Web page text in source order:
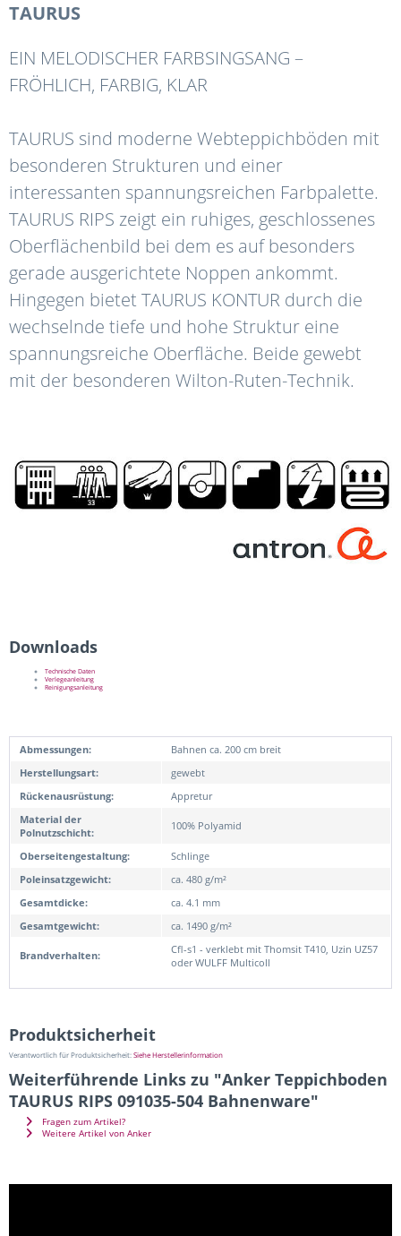
TAURUS
EIN MELODISCHER FARBSINGSANG –
FRÖHLICH, FARBIG, KLAR
TAURUS sind moderne Webteppichböden mit
besonderen Strukturen und einer
interessanten spannungsreichen Farbpalette.
TAURUS RIPS zeigt ein ruhiges, geschlossenes
Oberflächenbild bei dem es auf besonders
gerade ausgerichtete Noppen ankommt.
Hingegen bietet TAURUS KONTUR durch die
wechselnde tiefe und hohe Struktur eine
spannungsreiche Oberfläche. Beide gewebt
mit der besonderen Wilton-Ruten-Technik.
Downloads
Technische Daten
Verlegeanleitung
Reinigungsanleitung
Abmessungen:
Bahnen ca. 200 cm breit
Herstellungsart:
gewebt
Rückenausrüstung:
Appretur
Material der
Polnutzschicht:
100% Polyamid
Oberseitengestaltung:
Schlinge
Poleinsatzgewicht:
ca. 480 g/m²
Gesamtdicke:
ca. 4.1 mm
Gesamtgewicht:
ca. 1490 g/m²
Brandverhalten:
Cfl-s1 - verklebt mit Thomsit T410, Uzin UZ57
oder WULFF Multicoll
Produktsicherheit
Verantwortlich für Produktsicherheit:Siehe Herstellerinformation
Weiterführende Links zu "Anker Teppichboden
TAURUS RIPS 091035-504 Bahnenware"
Fragen zum Artikel?
Weitere Artikel von Anker